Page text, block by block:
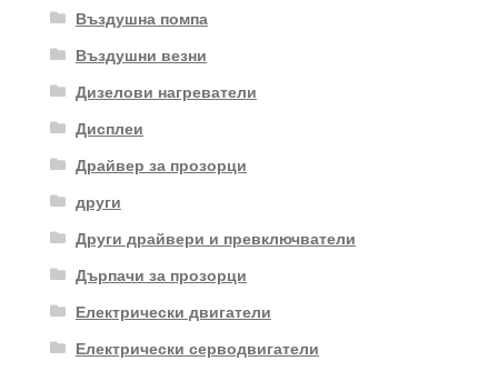
Въздушна помпа
Въздушни везни
Дизелови нагреватели
Дисплеи
Драйвер за прозорци
други
Други драйвери и превключватели
Дърпачи за прозорци
Електрически двигатели
Електрически серводвигатели